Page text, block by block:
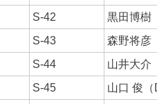
S-42
黒田博樹
S-43
森野将彦
S-44
山井大介
S-45
山口 俊（